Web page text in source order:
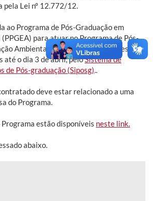
Lei nº 12.772/12.
ao Programa de Pós-Graduação em
para atuar no Programa de Pós-
Ambiental (PPGEA). As inscrições
até o dia 3 de abril, peloSistema de
de Pós-graduação (Siposg)
deve estar relacionado a uma
do Programa.
estão disponíveis neste link.
abaixo.